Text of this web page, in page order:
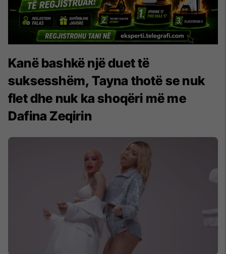
Kanë bashkë një duet të
suksesshëm, Tayna thotë se nuk
flet dhe nuk ka shoqëri më me
Dafina Zeqirin